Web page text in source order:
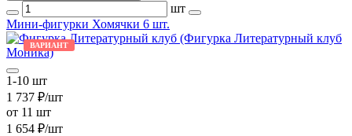
шт
Мини-фигурки Хомячки 6 шт.
ВАРИАНТ
1-10 шт
1 737 ₽/шт
от 11 шт
1 654 ₽/шт